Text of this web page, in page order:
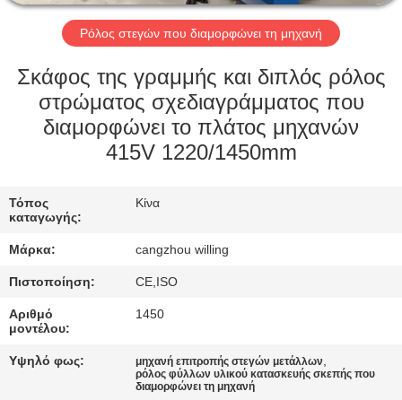
ΕΠΙΣΚΈΨΕΙΣ
ΣΤΟ
ΕΡΓΟΣΤΆΣΙΟ
ΈΛΕΓΧΟΣ
SITEMAP
ΠΟΛΙΤΙΚΉ
ΑΠΟΡΡΉΤΟΥ
Ρόλος στεγών που διαμορφώνει τη μηχανή
Σκάφος της γραμμής και διπλός ρόλος
στρώματος σχεδιαγράμματος που
διαμορφώνει το πλάτος μηχανών
415V 1220/1450mm
Τόπος
καταγωγής:
Κίνα
Μάρκα: cangzhou willing
Πιστοποίηση: CE,ISO
Αριθμό
μοντέλου:
1450
Υψηλό φως: μηχανή επιτροπής στεγών μετάλλων,
ρόλος φύλλων υλικού κατασκευής σκεπής που
διαμορφώνει τη μηχανή